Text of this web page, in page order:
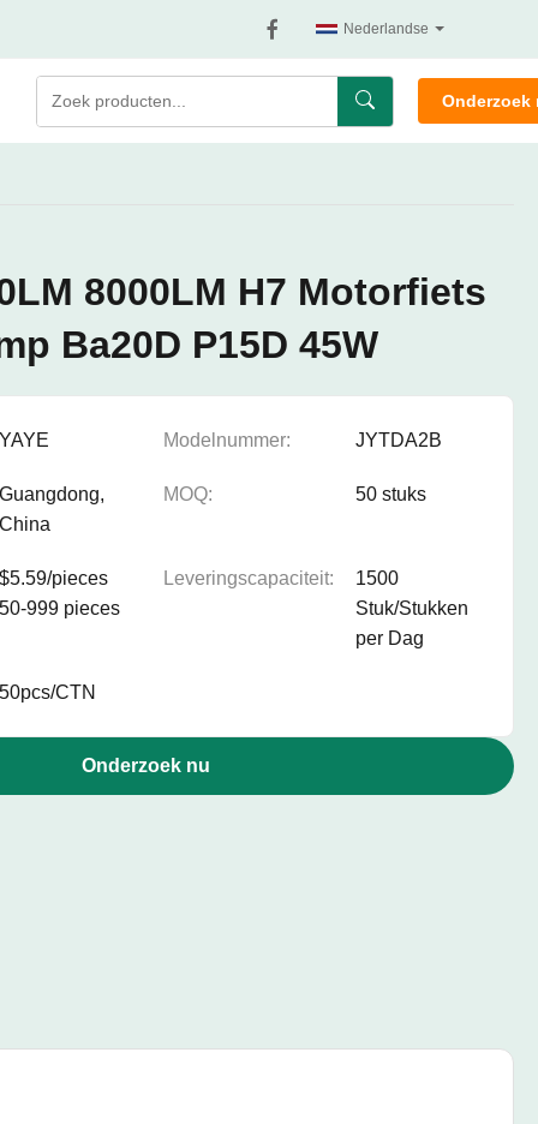
Nederlandse
Onderzoek
8000LM H7 Motorfiets
Ba20D P15D 45W
YAYE Modelnummer: JYTDA2B
Guangdong,
China
MOQ: 50 stuks
$5.59/pieces
50-999 pieces
Leveringscapaciteit:
1500
Stuk/Stukken
per Dag
50pcs/CTN
Onderzoek nu